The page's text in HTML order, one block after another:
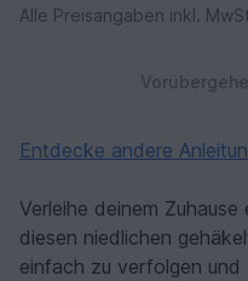
Alle Preisangaben inkl.
Entdecke andere
Verleihe deinem
diesen niedlichen
einfach zu verfolgen